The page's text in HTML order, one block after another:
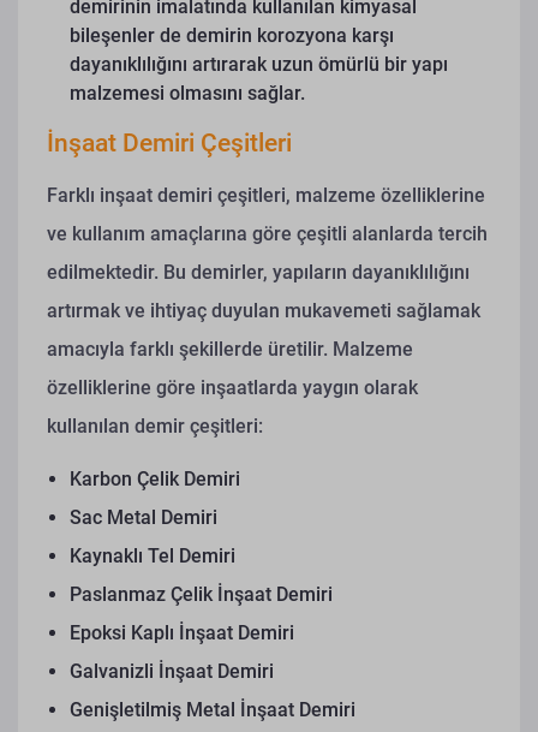
demirinin imalatında kullanılan kimyasal
bileşenler de demirin korozyona karşı
dayanıklılığını artırarak uzun ömürlü bir yapı
malzemesi olmasını sağlar.
İnşaat Demiri Çeşitleri
Farklı inşaat demiri çeşitleri, malzeme özelliklerine
ve kullanım amaçlarına göre çeşitli alanlarda tercih
edilmektedir. Bu demirler, yapıların dayanıklılığını
artırmak ve ihtiyaç duyulan mukavemeti sağlamak
amacıyla farklı şekillerde üretilir. Malzeme
özelliklerine göre inşaatlarda yaygın olarak
kullanılan demir çeşitleri:
Karbon Çelik Demiri
Sac Metal Demiri
Kaynaklı Tel Demiri
Paslanmaz Çelik İnşaat Demiri
Epoksi Kaplı İnşaat Demiri
Galvanizli İnşaat Demiri
Genişletilmiş Metal İnşaat Demiri